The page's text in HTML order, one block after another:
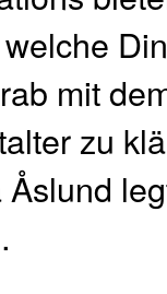
mit
zu
Åslund